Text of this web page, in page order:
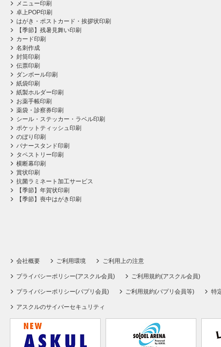
メニュー印刷
卓上POP印刷
はがき・ポストカード・挨拶状印刷
【季節】残暑見舞い印刷
カード印刷
名刺作成
封筒印刷
伝票印刷
ダンボール印刷
紙袋印刷
紙製ホルダー印刷
お薬手帳印刷
薬袋・診察券印刷
シール・ステッカー・ラベル印刷
ポケットティッシュ印刷
のぼり印刷
バナースタンド印刷
タペストリー印刷
横断幕印刷
賞状印刷
抗菌ラミネート加工サービス
【季節】年賀状印刷
【季節】喪中はがき印刷
会社概要 ご利用環境 ご利用上の注意
プライバシーポリシー(アスクル会員) ご利用規約(アスクル会員)
プライバシーポリシー(パプリ会員) ご利用規約(パプリ会員等) 特
アスクルのサイバーセキュリティ